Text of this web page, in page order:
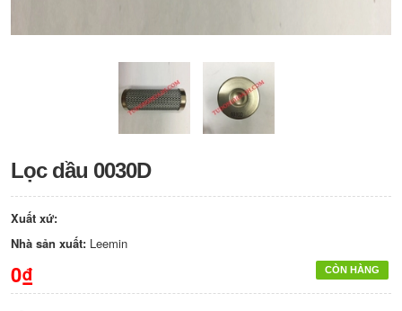
Lọc dầu 0030D
Xuất xứ:
Nhà sản xuất: Leemin
CÒN HÀNG
0₫